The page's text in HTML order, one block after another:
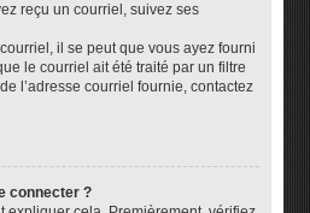
reçu un courriel, suivez ses
il se peut que vous ayez fourni
le courriel ait été traité par un filtre
l’adresse courriel fournie, contactez
connecter ?